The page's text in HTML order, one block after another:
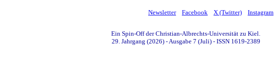
Newsletter Facebook X (Twitter) Instagram
Ein Spin-Off der Christian-Albrechts-Universität zu Kiel.
29. Jahrgang (2026) - Ausgabe 7 (Juli) - ISSN 1619-2389